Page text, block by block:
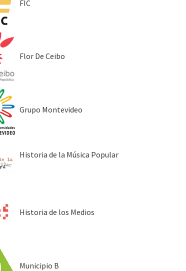
FIC
Flor De Ceibo
Grupo Montevideo
Historia de la Música Popular
Historia de los Medios
Municipio B